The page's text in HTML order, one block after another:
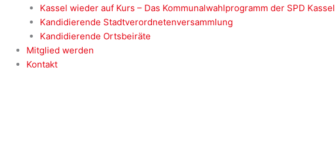
Kassel wieder auf Kurs – Das Kommunalwahlprogramm der SPD Kassel
Kandidierende Stadtverordnetenversammlung
Kandidierende Ortsbeiräte
Mitglied werden
Kontakt